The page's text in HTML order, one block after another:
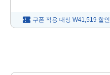
쿠폰 적용 대상 ₩41,519 할인